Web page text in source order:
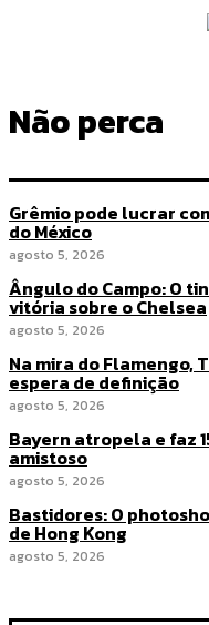
Não perca
Grêmio pode lucrar
do México
agosto 5, 2026
Ângulo do Campo: O
vitória sobre o Chelsea
agosto 5, 2026
Na mira do Flamengo,
espera de definição
agosto 5, 2026
Bayern atropela e faz
amistoso
agosto 5, 2026
Bastidores: O
de Hong Kong
agosto 5, 2026